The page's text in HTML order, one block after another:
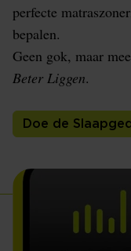
perfecte
bepalen.
Geen gok, maar
Beter Liggen.
Doe de